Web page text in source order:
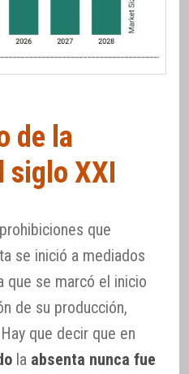
de la
siglo XXI
que
se inició a mediados
que se marcó el inicio
de su producción,
que decir que en
la absenta nunca fue